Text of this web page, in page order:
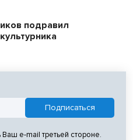
подравил
e-mail третьей стороне.